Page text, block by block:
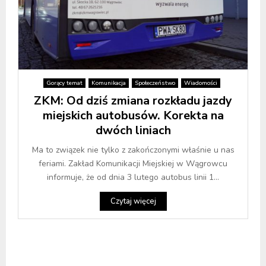
Gorący temat Komunikacja Społeczeństwo Wiadomości
ZKM: Od dziś zmiana rozkładu jazdy
miejskich autobusów. Korekta na
dwóch liniach
Ma to związek nie tylko z zakończonymi właśnie u nas
feriami. Zakład Komunikacji Miejskiej w Wągrowcu
informuje, że od dnia 3 lutego autobus linii 1...
Czytaj więcej